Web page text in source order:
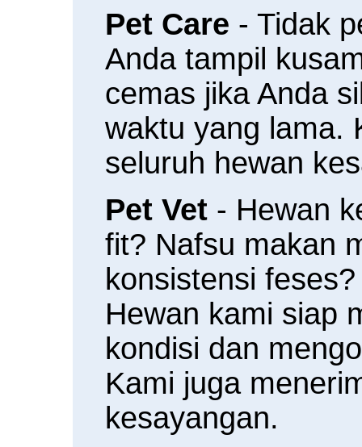
Pet Care - Tidak
Anda tampil
cemas jika Anda
waktu yang lama.
seluruh hewan
Pet Vet - Hewan
fit? Nafsu makan
konsistensi
Hewan kami siap
kondisi dan
Kami juga
kesayangan.